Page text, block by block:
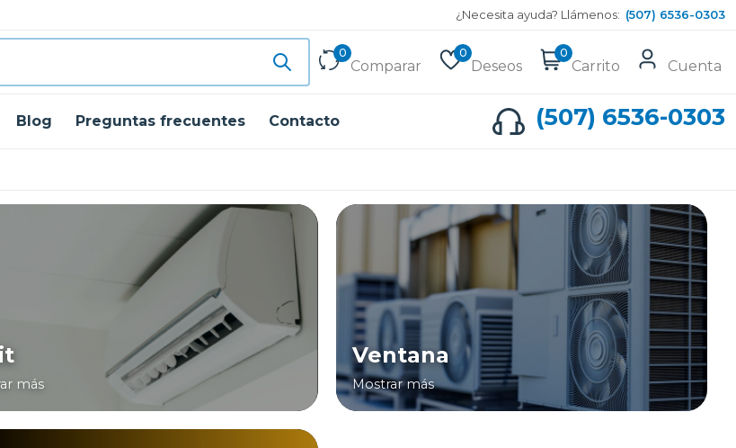
¿Necesita ayuda? Llámenos: (507) 6536-0303
0
Comparar
0
Deseos
0
Carrito Cuenta
Blog Preguntas frecuentes Contacto (507) 6536-0303
más
Ventana
Mostrar más